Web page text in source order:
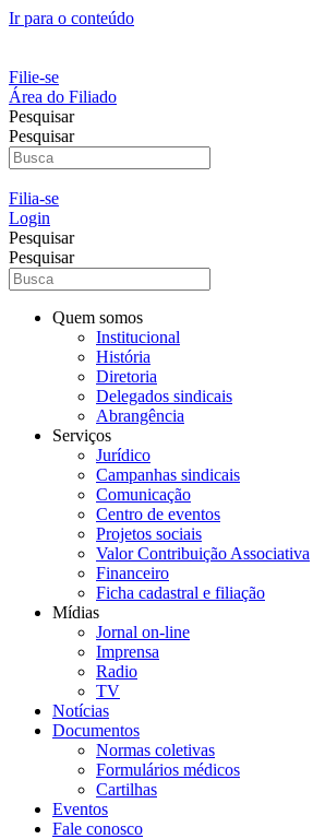
Ir para o conteúdo
Filie-se
Área do Filiado
Pesquisar
Pesquisar
Filia-se
Login
Pesquisar
Pesquisar
Quem somos
Institucional
História
Diretoria
Delegados sindicais
Abrangência
Serviços
Jurídico
Campanhas sindicais
Comunicação
Centro de eventos
Projetos sociais
Valor Contribuição Associativa
Financeiro
Ficha cadastral e filiação
Mídias
Jornal on-line
Imprensa
Radio
TV
Notícias
Documentos
Normas coletivas
Formulários médicos
Cartilhas
Eventos
Fale conosco